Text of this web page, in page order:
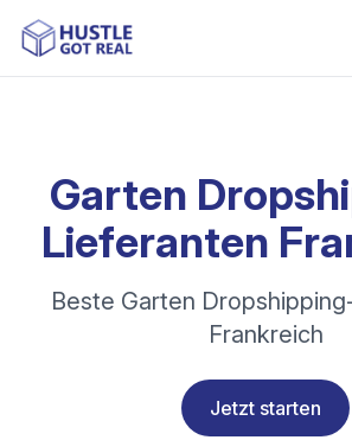
Garten
Lieferanten
Beste Garten
Frankreich
Jetzt starten